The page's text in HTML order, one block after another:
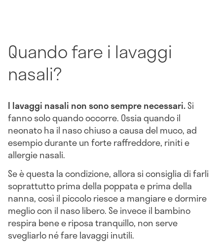
Quando fare i lavaggi
nasali?
I lavaggi nasali non sono sempre necessari.Si
fanno solo quando occorre. Ossia quando il
neonato ha il naso chiuso a causa del muco, ad
esempio durante un forte raffreddore, riniti e
allergie nasali.
Se è questa la condizione, allora si consiglia di farli
soprattutto prima della poppata e prima della
nanna, così il piccolo riesce a mangiare e dormire
meglio con il naso libero. Se invece il bambino
respira bene e riposa tranquillo, non serve
svegliarlo né fare lavaggi inutili.